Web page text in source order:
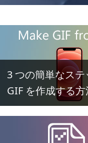
3 つの簡単なス
GIF を作成する